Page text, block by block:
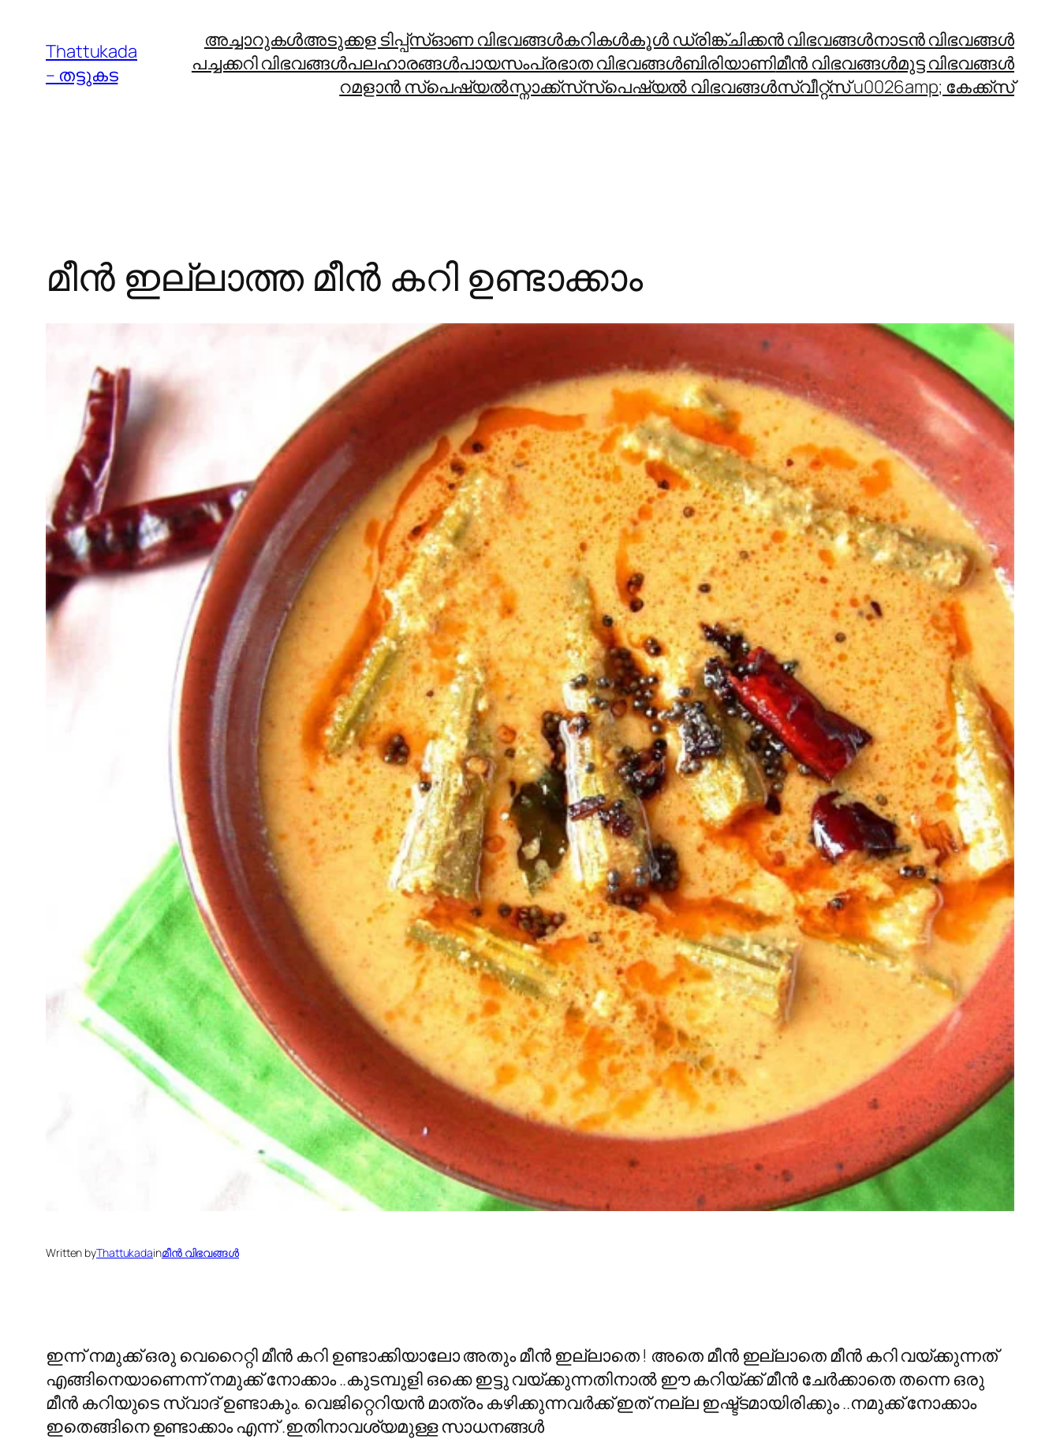
content
Thattukada
– തട്ടുകട
അച്ചാറുകള്‍അടുക്കള ടിപ്പ്സ്ഓണ വിഭവങ്ങൾകറികള്‍കൂള്‍ ഡ്രിങ്ക്ചിക്കന്‍ വിഭവങ്ങള്‍നാടന്‍ വിഭവങ്ങള്‍
പച്ചക്കറി വിഭവങ്ങള്‍പലഹാരങ്ങള്‍പായസംപ്രഭാത വിഭവങ്ങള്‍ബിരിയാണിമീന്‍ വിഭവങ്ങള്‍മുട്ട വിഭവങ്ങള്‍
റമളാന്‍ സ്പെഷ്യല്‍സ്നാക്ക്സ്സ്പെഷ്യല്‍ വിഭവങ്ങള്‍സ്വീറ്റ്സ് u0026amp; കേക്ക്സ്
മീന്‍ ഇല്ലാത്ത മീന്‍ കറി ഉണ്ടാക്കാം
Written byThattukadainമീന്‍ വിഭവങ്ങള്‍
ഇന്ന് നമുക്ക് ഒരു വെറൈറ്റി മീന്‍ കറി ഉണ്ടാക്കിയാലോ അതും മീന്‍ ഇല്ലാതെ ! അതെ മീന്‍ ഇല്ലാതെ മീന്‍ കറി വയ്ക്കുന്നത്
എങ്ങിനെയാണെന്ന് നമുക്ക് നോക്കാം ..കുടമ്പുളി ഒക്കെ ഇട്ടു വയ്ക്കുന്നതിനാല്‍ ഈ കറിയ്ക്ക് മീന്‍ ചേര്‍ക്കാതെ തന്നെ ഒരു
മീന്‍ കറിയുടെ സ്വാദ് ഉണ്ടാകും. വെജിറ്റെറിയന്‍ മാത്രം കഴിക്കുന്നവര്‍ക്ക് ഇത് നല്ല ഇഷ്ട്ടമായിരിക്കും ..നമുക്ക് നോക്കാം
ഇതെങ്ങിനെ ഉണ്ടാക്കാം എന്ന് .ഇതിനാവശ്യമുള്ള സാധനങ്ങള്‍